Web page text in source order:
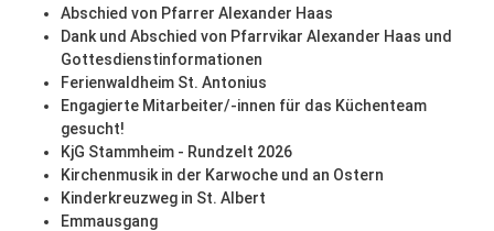
Abschied von Pfarrer Alexander Haas
Dank und Abschied von Pfarrvikar Alexander Haas und
Gottesdienstinformationen
Ferienwaldheim St. Antonius
Engagierte Mitarbeiter/-innen für das Küchenteam
gesucht!
KjG Stammheim - Rundzelt 2026
Kirchenmusik in der Karwoche und an Ostern
Kinderkreuzweg in St. Albert
Emmausgang